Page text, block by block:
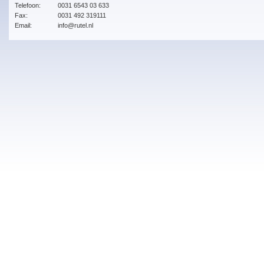
Telefoon:
0031 6543 03 633
Fax:
0031 492 319111
Email:
info@rutel.nl